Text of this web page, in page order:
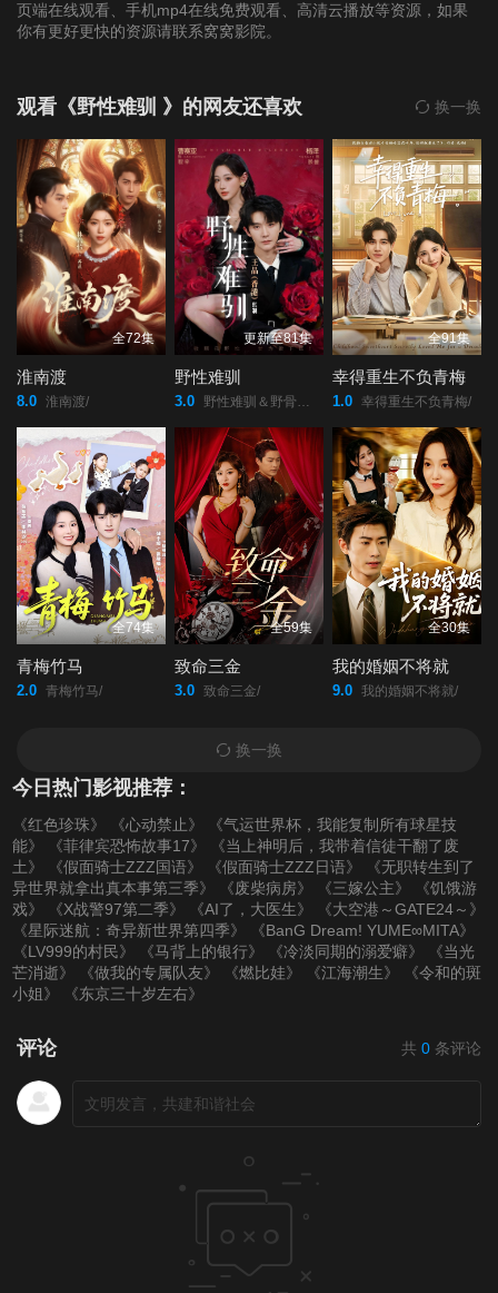
31 32
37 38 39
40 41 42
43 44 45
46 47 48
49 50 51
52 53 54
55 56 57
58 59 60
61
页端在线观看、手机mp4在线免费观看、高清云播放等资源，如果
你有更好更快的资源请联系窝窝影院。
观看《野性难驯 》的网友还喜欢 换一换
全72集
淮南渡
8.0 淮南渡/
更新至81集
野性难驯
3.0 野性难驯＆野骨难驯/
全91集
幸得重生不负青梅
1.0 幸得重生不负青梅/
全74集
青梅竹马
2.0 青梅竹马/
全59集
致命三金
3.0 致命三金/
全30集
我的婚姻不将就
9.0 我的婚姻不将就/
换一换
今日热门影视推荐：
《红色珍珠》 《心动禁止》
《气运世界杯，我能复制所有球星技
能》
《菲律宾恐怖故事17》
《当上神明后，我带着信徒干翻了废
土》
《假面骑士ZZZ国语》 《假面骑士ZZZ日语》
《无职转生到了
异世界就拿出真本事第三季》
《废柴病房》 《三嫁公主》
《饥饿游
戏》
《X战警97第二季》 《AI了，大医生》
《大空港～GATE24～》
《星际迷航：奇异新世界第四季》
《BanG Dream! YUME∞MITA》
《LV999的村民》
《马背上的银行》 《冷淡同期的溺爱癖》
《当光
芒消逝》
《做我的专属队友》 《燃比娃》 《江海潮生》
《令和的斑
小姐》
《东京三十岁左右》
评论 共 0 条评论